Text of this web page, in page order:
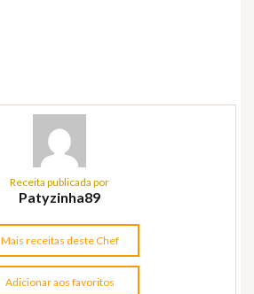
Receita publicada por
Patyzinha89
Mais receitas deste Chef
Adicionar aos favoritos